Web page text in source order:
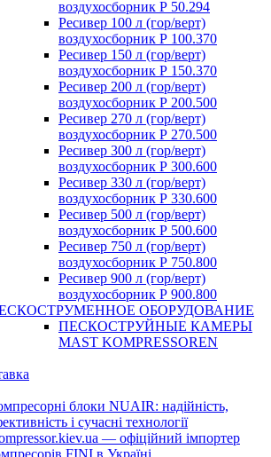
воздухосборник Р 50.294
Ресивер 100 л (гор/верт)
воздухосборник Р 100.370
Ресивер 150 л (гор/верт)
воздухосборник Р 150.370
Ресивер 200 л (гор/верт)
воздухосборник Р 200.500
Ресивер 270 л (гор/верт)
воздухосборник Р 270.500
Ресивер 300 л (гор/верт)
воздухосборник Р 300.600
Ресивер 330 л (гор/верт)
воздухосборник Р 330.600
Ресивер 500 л (гор/верт)
воздухосборник Р 500.600
Ресивер 750 л (гор/верт)
воздухосборник Р 750.800
Ресивер 900 л (гор/верт)
воздухосборник Р 900.800
ОБОРУДОВАНИЕ
ПЕСКОСТРУЙНЫЕ КАМЕРЫ
MAST KOMPRESSOREN
блоки NUAIR: надійність,
і сучасні технології
— офіційний імпортер